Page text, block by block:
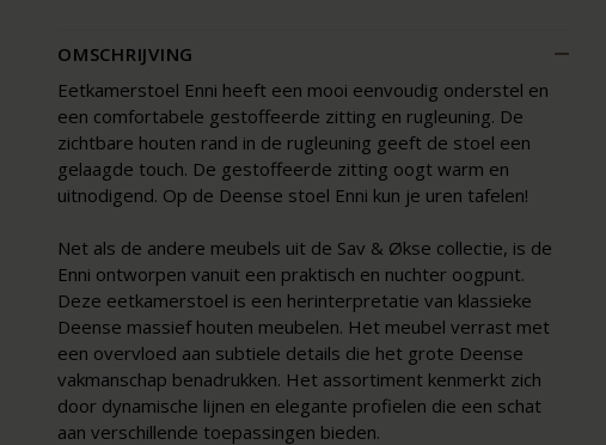
OMSCHRIJVING
Eetkamerstoel Enni heeft een mooi eenvoudig onderstel en
een comfortabele gestoffeerde zitting en rugleuning. De
zichtbare houten rand in de rugleuning geeft de stoel een
gelaagde touch. De gestoffeerde zitting oogt warm en
uitnodigend. Op de Deense stoel Enni kun je uren tafelen!
Net als de andere meubels uit de Sav & Økse collectie, is de
Enni ontworpen vanuit een praktisch en nuchter oogpunt.
Deze eetkamerstoel is een herinterpretatie van klassieke
Deense massief houten meubelen. Het meubel verrast met
een overvloed aan subtiele details die het grote Deense
vakmanschap benadrukken. Het assortiment kenmerkt zich
door dynamische lijnen en elegante profielen die een schat
aan verschillende toepassingen bieden.